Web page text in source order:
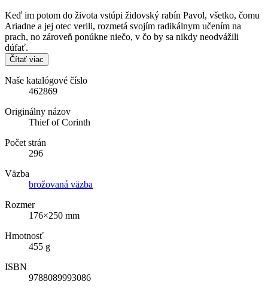
Keď im potom do života vstúpi židovský rabín Pavol, všetko, čomu
Ariadne a jej otec verili, rozmetá svojím radikálnym učením na
prach, no zároveň ponúkne niečo, v čo by sa nikdy neodvážili
dúfať.
Čítať viac
Naše katalógové číslo
462869
Originálny názov
Thief of Corinth
Počet strán
296
Väzba
brožovaná väzba
Rozmer
176×250 mm
Hmotnosť
455 g
ISBN
9788089993086